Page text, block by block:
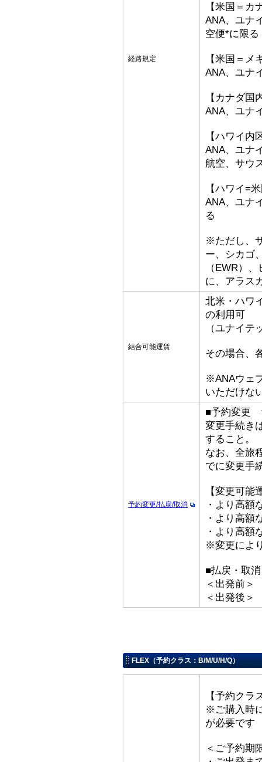
経路規定
【米国＝カ
ANA、ユナ
空便*に限る
【米国＝メ
ANA、ユナ
【カナダ国
ANA、ユナ
【ハワイ内
ANA、ユナ
航空、サウ
【ハワイ=
ANA、ユナ
る
※ただし、
ー、シカゴ
（EWR）
に、アラス
結合可能運賃
北米・ハワ
の利用可
（ユナイテ
その場合、
※ANAウェ
いただけな
予約変更/払戻/取消
■予約変更
変更手続き
すること。
なお、全旅
でに変更手
【変更可能
・より高額
・より高額
・より高額
※変更によ
■払戻・取消
＜出発前＞
＜出発後
FLEX（予約クラス：B/M/U/H/Q）
【予約クラ
※ご購入時
が必要です
＜ご予約期